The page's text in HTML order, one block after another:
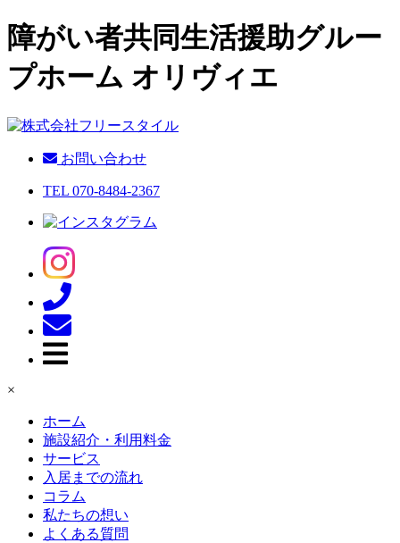
障がい者共同生活援助グルー
プホーム オリヴィエ
お問い合わせ
TEL 070-8484-2367
×
ホーム
施設紹介・利用料金
サービス
入居までの流れ
コラム
私たちの想い
よくある質問